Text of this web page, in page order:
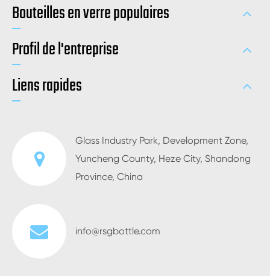
Bouteilles en verre populaires
Profil de l'entreprise
Liens rapides
Glass Industry Park, Development Zone,
Yuncheng County, Heze City, Shandong
Province, China
info@rsgbottle.com